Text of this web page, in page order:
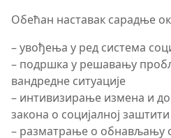
Обећан наставак сарадње
– увођења у ред система
– подршка у решавању
вандредне ситуације
– интивизирање измена и
закона о социјалној заштити
– разматрање о обнављању